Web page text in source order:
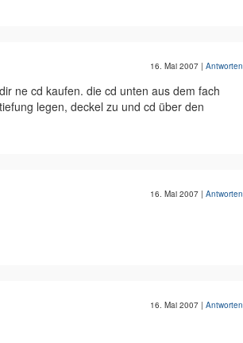
16. Mai 2007 | Antworten
ne cd kaufen. die cd unten aus dem fach
legen, deckel zu und cd über den
16. Mai 2007 | Antworten
16. Mai 2007 | Antworten